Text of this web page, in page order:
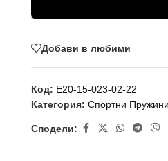
Добави в любими
Код: E20-15-023-02-22
Категория: Спортни Пружини
Сподели: